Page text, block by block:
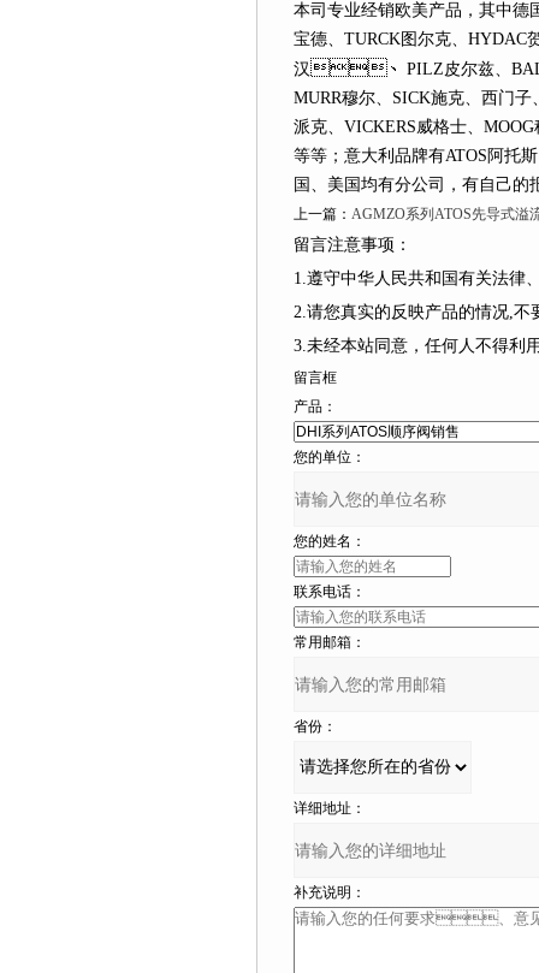
本司专业经销欧美产品，其
宝德、TURCK图尔克、
汉、 PILZ皮尔兹、
MURR穆尔、SICK施克、西门子
派克、VICKERS威格士、
等等；意大利品牌有ATOS
国、美国均有分公司，有自己
上一篇： AGMZO系列ATOS先导式溢
留言注意事项：
1.遵守中华人民共和国有关法律
2.请您真实的反映产品的情况,不要捏
3.未经本站同意，任何人不得利
留言框
产品：
您的单位：
您的姓名：
联系电话：
常用邮箱：
省份：
详细地址：
补充说明：